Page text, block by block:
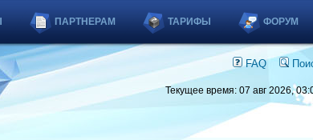
ПАРТНЕРАМ ТАРИФЫ ФОРУМ
FAQ
Текущее время: 07 авг 2026,